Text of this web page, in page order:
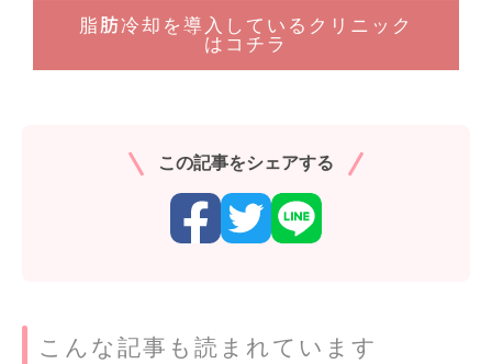
脂肪冷却を導入しているクリニック
はコチラ
この記事をシェアする
こんな記事も読まれています